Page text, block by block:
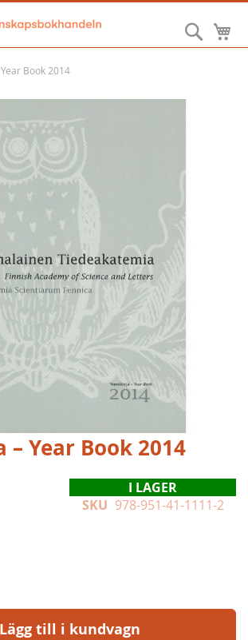
Sök
Book 2014
Year Book 2014
I LAGER
SKU 978-951-41-1111-2
Lägg till i kundvagn